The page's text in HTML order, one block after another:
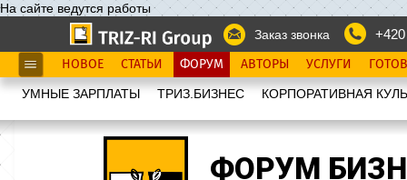
На сайте ведутся работы
Заказ звонка
НОВОЕ СТАТЬИ ФОРУМ АВТОРЫ УСЛУГИ
УМНЫЕ ЗАРПЛАТЫ ТРИЗ.БИЗНЕС КОРПОРАТИВНАЯ
ФОРУМ